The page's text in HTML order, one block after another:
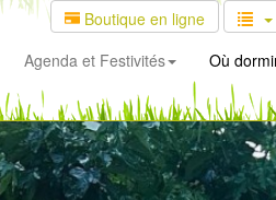
Boutique en ligne
Agenda et Festivités Où